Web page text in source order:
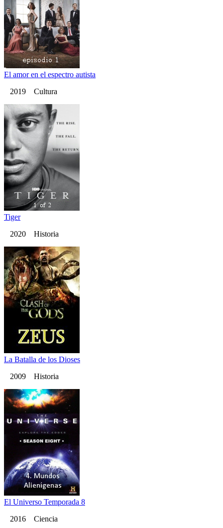
El amor en el espectro autista
2019 Cultura
Tiger
2020 Historia
La Batalla de los Dioses
2009 Historia
El Universo Temporada 8
2016 Ciencia